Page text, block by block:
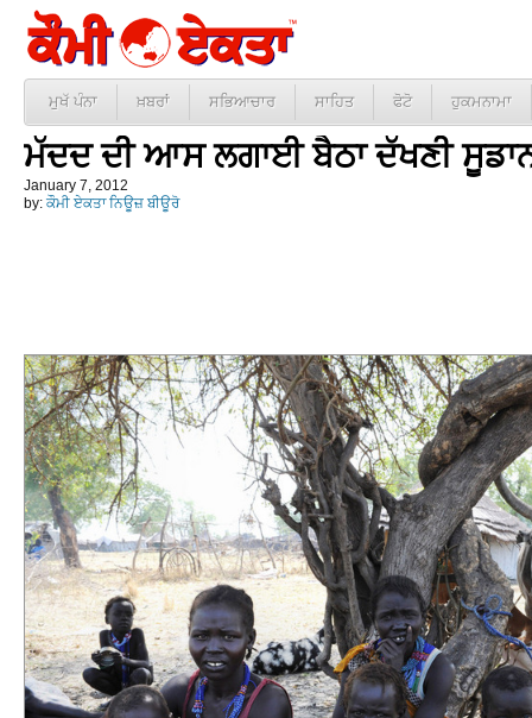
ਮੁਖੱ ਪੰਨਾ ਖ਼ਬਰਾਂ ਸਭਿਆਚਾਰ ਸਾਹਿਤ ਫੋਟੋ ਹੁਕਮਨਾਮਾ
ਮੱਦਦ ਦੀ ਆਸ ਲਗਾਈ ਬੈਠਾ ਦੱਖਣੀ
January 7, 2012
by: ਕੌਮੀ ਏਕਤਾ ਨਿਊਜ਼ ਬੀਊਰੋ